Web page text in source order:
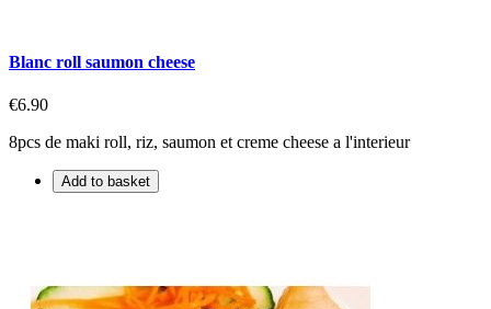
Blanc roll saumon cheese
€6.90
8pcs de maki roll, riz, saumon et creme cheese a l'interieur
Add to basket